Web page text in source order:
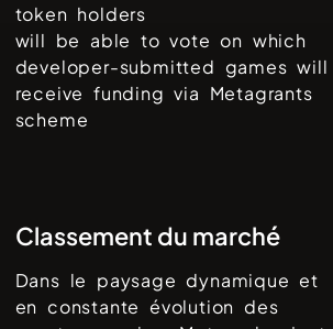
token holders
will be able to vote on which
developer-submitted games will
receive funding via Metagrants
scheme
Classement du marché
Dans le paysage dynamique et
en constante évolution des